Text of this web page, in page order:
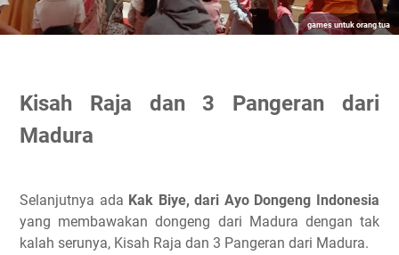
games untuk orang tua
Kisah Raja dan 3 Pangeran dari
Madura
Selanjutnya ada Kak Biye, dari Ayo Dongeng Indonesia
yang membawakan dongeng dari Madura dengan tak
kalah serunya, Kisah Raja dan 3 Pangeran dari Madura.